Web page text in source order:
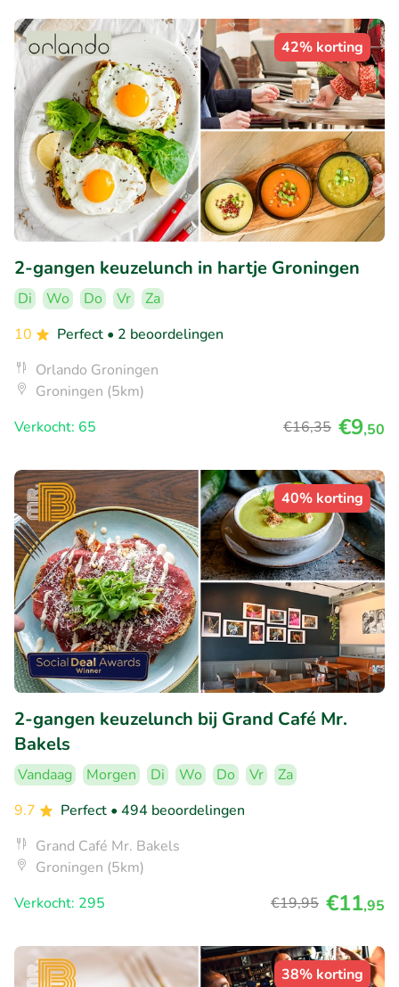
42% korting
2-gangen keuzelunch in hartje Groningen
Di Wo Do Vr
Za
10
Perfect • 2 beoordelingen
Orlando Groningen
Groningen (5km)
Verkocht: 65
€16,35 €9,50
40% korting
2-gangen keuzelunch bij Grand Café Mr.
Bakels
Vandaag Morgen Di Wo Do Vr
Za
9.7
Perfect • 494 beoordelingen
Grand Café Mr. Bakels
Groningen (5km)
Verkocht: 295
€19,95 €11,95
38% korting